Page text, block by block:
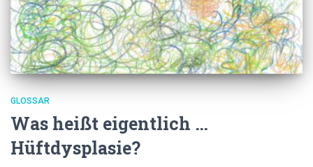
GLOSSAR
Was heißt eigentlich …
Hüftdysplasie?